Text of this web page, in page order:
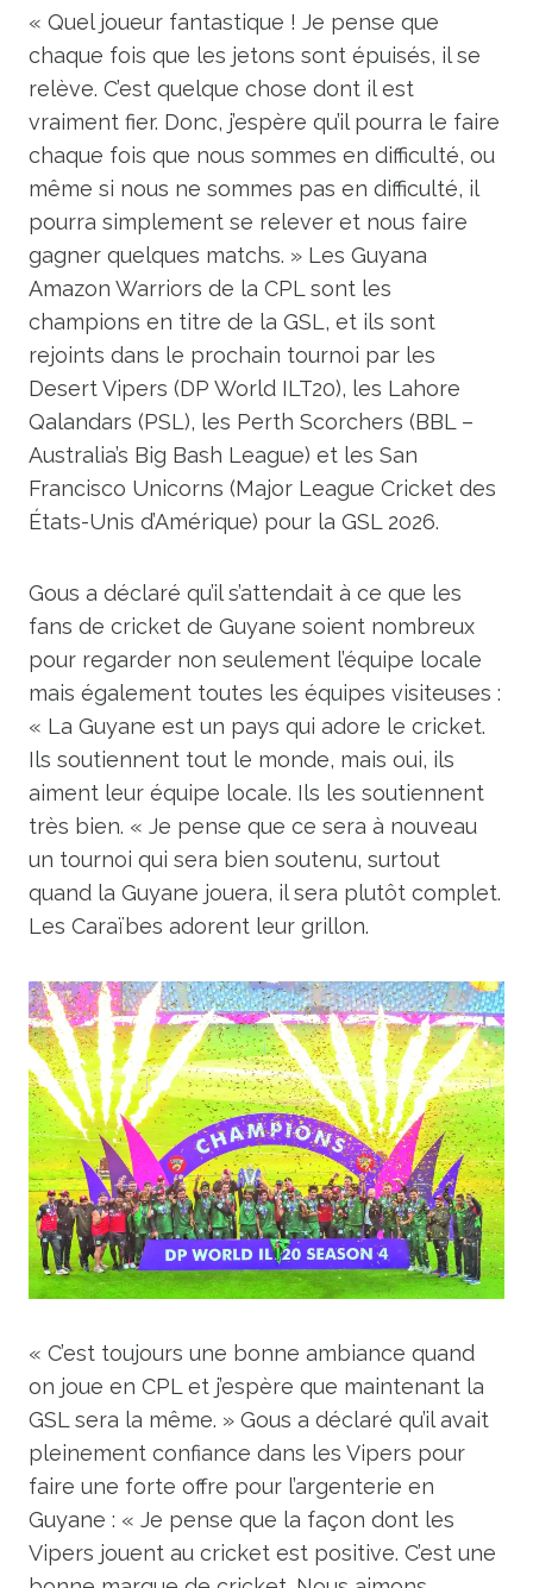
« Quel joueur fantastique ! Je pense que
chaque fois que les jetons sont épuisés, il se
relève. C’est quelque chose dont il est
vraiment fier. Donc, j’espère qu’il pourra le faire
chaque fois que nous sommes en difficulté, ou
même si nous ne sommes pas en difficulté, il
pourra simplement se relever et nous faire
gagner quelques matchs. » Les Guyana
Amazon Warriors de la CPL sont les
champions en titre de la GSL, et ils sont
rejoints dans le prochain tournoi par les
Desert Vipers (DP World ILT20), les Lahore
Qalandars (PSL), les Perth Scorchers (BBL –
Australia’s Big Bash League) et les San
Francisco Unicorns (Major League Cricket des
États-Unis d’Amérique) pour la GSL 2026.
Gous a déclaré qu’il s’attendait à ce que les
fans de cricket de Guyane soient nombreux
pour regarder non seulement l’équipe locale
mais également toutes les équipes visiteuses :
« La Guyane est un pays qui adore le cricket.
Ils soutiennent tout le monde, mais oui, ils
aiment leur équipe locale. Ils les soutiennent
très bien. « Je pense que ce sera à nouveau
un tournoi qui sera bien soutenu, surtout
quand la Guyane jouera, il sera plutôt complet.
Les Caraïbes adorent leur grillon.
« C’est toujours une bonne ambiance quand
on joue en CPL et j’espère que maintenant la
GSL sera la même. » Gous a déclaré qu’il avait
pleinement confiance dans les Vipers pour
faire une forte offre pour l’argenterie en
Guyane : « Je pense que la façon dont les
Vipers jouent au cricket est positive. C’est une